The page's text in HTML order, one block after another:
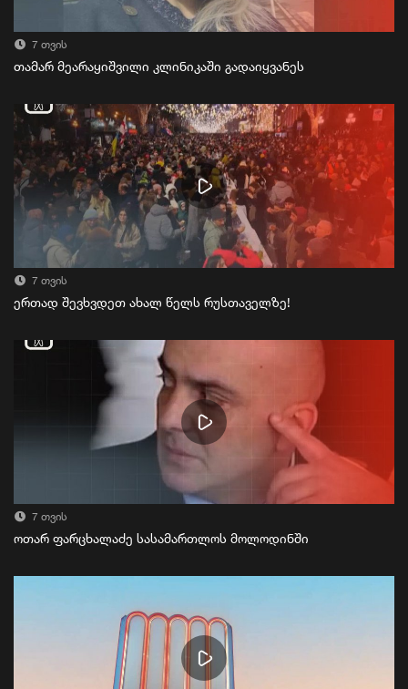
7 თვის
თამარ მეარაყიშვილი კლინიკაში გადაიყვანეს
7 თვის
ერთად შევხვდეთ ახალ წელს რუსთაველზე!
7 თვის
ოთარ ფარცხალაძე სასამართლოს მოლოდინში